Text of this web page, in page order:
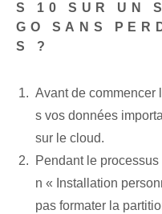
S 10 SUR UN
GO SANS
S ?
Avant de commencer
s vos données
sur le cloud.
Pendant le
n « Installation
pas formater la